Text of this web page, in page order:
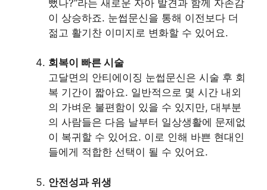
뻤나?”라는 새로운 자아 발견과 함께 자존감
이 상승하죠. 눈썹문신을 통해 이전보다 더
젊고 활기찬 이미지로 변화할 수 있어요.
회복이 빠른 시술
고달면의 안티에이징 눈썹문신은 시술 후 회
복 기간이 짧아요. 일반적으로 몇 시간 내외
의 가벼운 불편함이 있을 수 있지만, 대부분
의 사람들은 다음 날부터 일상생활에 문제없
이 복귀할 수 있어요. 이로 인해 바쁜 현대인
들에게 적합한 선택이 될 수 있어요.
안전성과 위생